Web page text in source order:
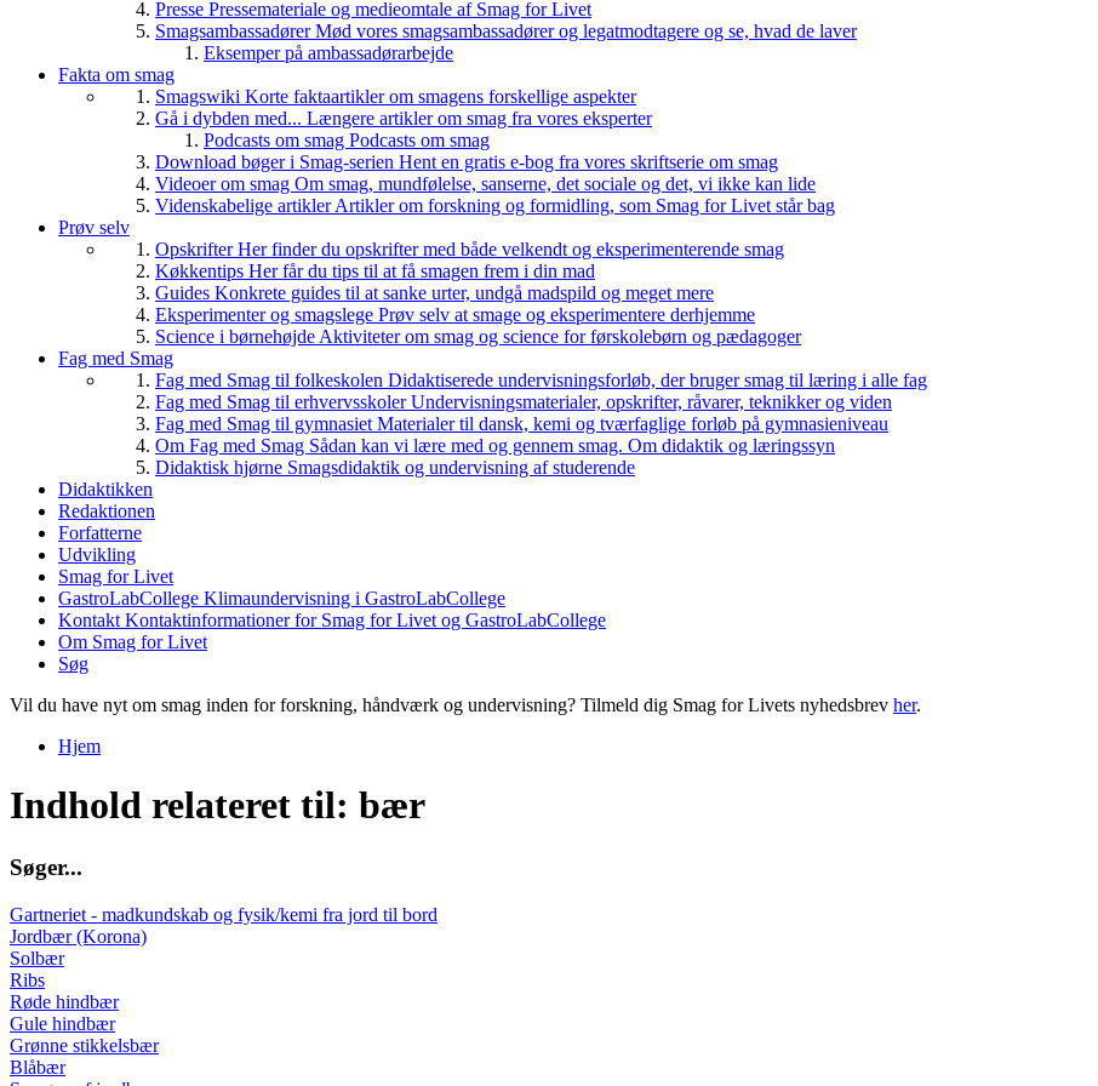
Presse Pressemateriale og medieomtale af Smag for Livet
SmagsambassadørerMød vores smagsambassadører og legatmodtagere og se, hvad de laver
Eksemper på ambassadørarbejde
Fakta om smag
Smagswiki Korte faktaartikler om smagens forskellige aspekter
Gå i dybden med... Længere artikler om smag fra vores eksperter
Podcasts om smag Podcasts om smag
Download bøger i Smag-serien Hent en gratis e-bog fra vores skriftserie om smag
Videoer om smag Om smag, mundfølelse, sanserne, det sociale og det, vi ikke kan lide
Videnskabelige artiklerArtikler om forskning og formidling, som Smag for Livet står bag
Prøv selv
OpskrifterHer finder du opskrifter med både velkendt og eksperimenterende smag
Køkkentips Her får du tips til at få smagen frem i din mad
Guides Konkrete guides til at sanke urter, undgå madspild og meget mere
Eksperimenter og smagslege Prøv selv at smage og eksperimentere derhjemme
Science i børnehøjde Aktiviteter om smag og science for førskolebørn og pædagoger
Fag med Smag
Fag med Smag til folkeskolen Didaktiserede undervisningsforløb, der bruger smag til læring i alle fag
Fag med Smag til erhvervsskolerUndervisningsmaterialer, opskrifter, råvarer, teknikker og viden
Fag med Smag til gymnasiet Materialer til dansk, kemi og tværfaglige forløb på gymnasieniveau
Om Fag med Smag Sådan kan vi lære med og gennem smag. Om didaktik og læringssyn
Didaktisk hjørne Smagsdidaktik og undervisning af studerende
Didaktikken
Redaktionen
Forfatterne
Udvikling
Smag for Livet
GastroLabCollege Klimaundervisning i GastroLabCollege
Kontakt Kontaktinformationer for Smag for Livet og GastroLabCollege
Om Smag for Livet
Søg
Vil du have nyt om smag inden for forskning, håndværk og undervisning? Tilmeld dig Smag for Livets nyhedsbrev her.
Hjem
Indhold relateret til: bær
Søger...
Gartneriet - madkundskab og fysik/kemi fra jord til bord
Jordbær (Korona)
Solbær
Ribs
Røde hindbær
Gule hindbær
Grønne stikkelsbær
Blåbær